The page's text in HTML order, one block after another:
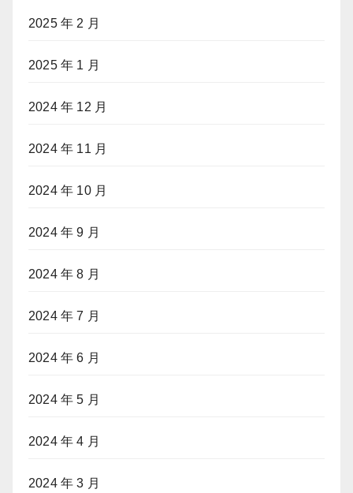
2025 年 2 月
2025 年 1 月
2024 年 12 月
2024 年 11 月
2024 年 10 月
2024 年 9 月
2024 年 8 月
2024 年 7 月
2024 年 6 月
2024 年 5 月
2024 年 4 月
2024 年 3 月